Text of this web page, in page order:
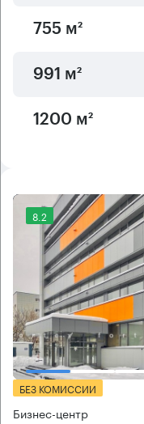
755 м²
991 м²
1200 м²
8.2
БЕЗ КОМИССИИ
Бизнес-центр